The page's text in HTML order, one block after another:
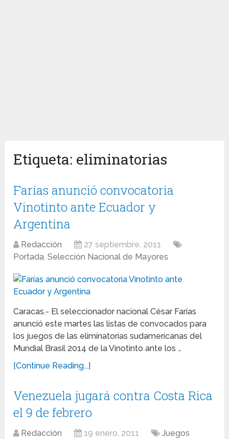
Etiqueta: eliminatorias
Farías anunció convocatoria
Vinotinto ante Ecuador y
Argentina
Redacción
27 septiembre, 2011
Portada,Selección Nacional de Mayores
Caracas.- El seleccionador nacional César Farías
anunció este martes las listas de convocados para
los juegos de las eliminatorias sudamericanas del
Mundial Brasil 2014 de la Vinotinto ante los …
[Continue Reading...]
Venezuela jugará contra Costa Rica
el 9 de febrero
Redacción 19 enero, 2011
Juegos